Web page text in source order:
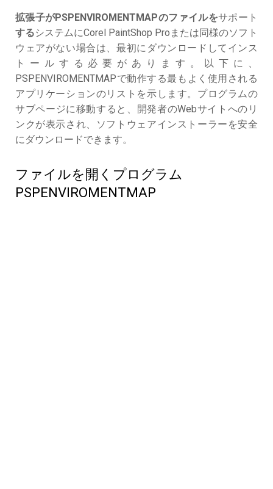
拡張子がPSPENVIROMENTMAPのファイルをサポート
するシステムにCorel PaintShop Proまたは同様のソフト
ウェアがない場合は、最初にダウンロードしてインス
トールする必要があります。以下に、
PSPENVIROMENTMAPで動作する最もよく使用される
アプリケーションのリストを示します。プログラムの
サブページに移動すると、開発者のWebサイトへのリ
ンクが表示され、ソフトウェアインストーラーを安全
にダウンロードできます。
ファイルを開くプログラム
PSPENVIROMENTMAP